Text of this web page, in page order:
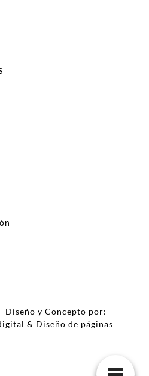
- Diseño y Concepto por:
& Diseño de páginas